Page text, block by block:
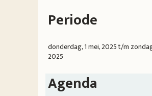
Periode
donderdag, 1 mei, 2025t/m
2025
Agenda